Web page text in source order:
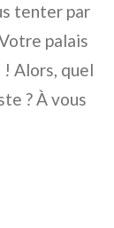
tenter par
palais
Alors, quel
? À vous